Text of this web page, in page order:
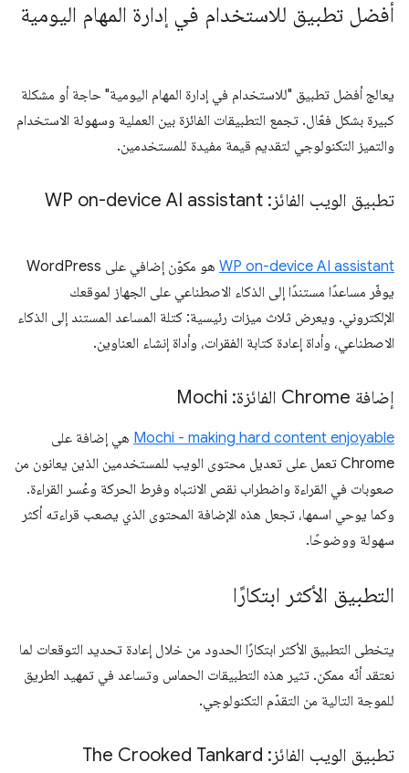
أفضل تطبيق للاستخدام في إدارة المهام اليومية
يعالج أفضل تطبيق "للاستخدام في إدارة المهام اليومية" حاجة أو مشكلة
كبيرة بشكل فعّال. تجمع التطبيقات الفائزة بين العملية وسهولة الاستخدام
والتميز التكنولوجي لتقديم قيمة مفيدة للمستخدمين.
تطبيق الويب الفائز: WP on-device AI assistant
WP on-device AI assistant
هو مكوّن إضافي على WordPress
يوفّر مساعدًا مستندًا إلى الذكاء الاصطناعي على الجهاز لموقعك
الإلكتروني. ويعرض ثلاث ميزات رئيسية: كتلة المساعد المستند إلى الذكاء
الاصطناعي، وأداة إعادة كتابة الفقرات، وأداة إنشاء العناوين.
إضافة Chrome الفائزة: Mochi
Mochi - making hard content enjoyable هي إضافة على
Chrome تعمل على تعديل محتوى الويب للمستخدمين الذين يعانون من
صعوبات في القراءة واضطراب نقص الانتباه وفرط الحركة وعُسر القراءة.
وكما يوحي اسمها، تجعل هذه الإضافة المحتوى الذي يصعب قراءته أكثر
سهولة ووضوحًا.
التطبيق الأكثر ابتكارًا
يتخطى التطبيق الأكثر ابتكارًا الحدود من خلال إعادة تحديد التوقعات لما
نعتقد أنّه ممكن. تثير هذه التطبيقات الحماس وتساعد في تمهيد الطريق
للموجة التالية من التقدّم التكنولوجي.
تطبيق الويب الفائز: The Crooked Tankard